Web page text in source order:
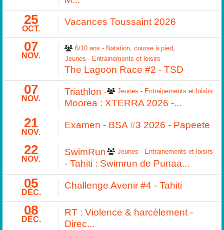
25
OCT.
Vacances Toussaint 2026
07
NOV.
6/10 ans - Natation, course à pied
Jeunes - Entrainements et loisirs
The Lagoon Race #2 - TSD
07
NOV.
Jeunes - Entrainements et loisirs
Triathlon -
Moorea : XTERRA 2026 -...
21
NOV.
Examen - BSA #3 2026 - Papeete
22
NOV.
Jeunes - Entrainements et loisirs
SwimRun
- Tahiti : Swimrun de Punaa...
05
DÉC.
Challenge Avenir #4 - Tahiti
08
DÉC.
RT : Violence & harcèlement -
Direc...